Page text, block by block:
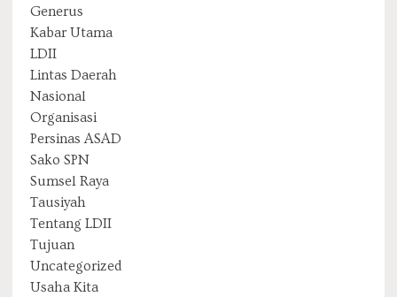
Generus
Kabar Utama
LDII
Lintas Daerah
Nasional
Organisasi
Persinas ASAD
Sako SPN
Sumsel Raya
Tausiyah
Tentang LDII
Tujuan
Uncategorized
Usaha Kita